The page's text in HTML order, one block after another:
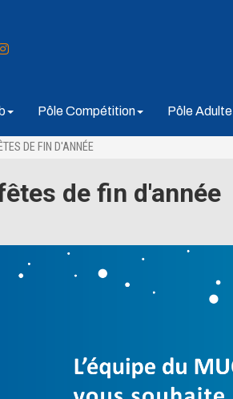
Pôle Compétition Pôle Adulte
DE FIN D'ANNÉE
de fin d'année